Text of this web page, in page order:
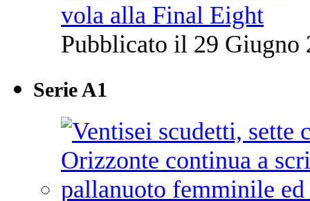
vola alla Final Eight
Pubblicato il 29 Giugno
Serie A1